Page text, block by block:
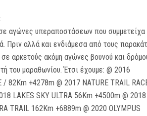
αγώνες υπεραποστάσεων που συμμετείχα
Πριν αλλά και ενδιάμεσα από τους
αρκετούς ακόμη αγώνες βουνού και
του μαραθωνίου. Έτσι έχουμε: @ 2016
/ 82Km +4278m @ 2017 NATURE TRAIL
LAKES SKY ULTRA 56Km +4500m @ 2018
TRAIL 162Km +6889m @ 2020 OLYMPUS